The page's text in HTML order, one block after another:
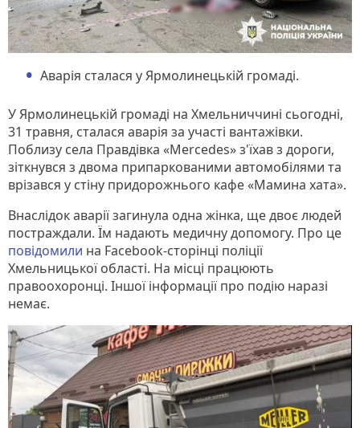
Аварія сталася у Ярмолинецькій громаді.
У Ярмолинецькій громаді на Хмельниччині сьогодні,
31 травня, сталася аварія за участі вантажівки.
Поблизу села Правдівка «Mercedes» з'їхав з дороги,
зіткнувся з двома припаркованими автомобілями та
врізався у стіну придорожнього кафе «Мамина хата».
Внаслідок аварії загинула одна жінка, ще двоє людей
постраждали. Їм надають медичну допомогу. Про це
повідомили на Facebook-сторінці поліції
Хмельницької області. На місці працюють
правоохоронці. Іншої інформації про подію наразі
немає.